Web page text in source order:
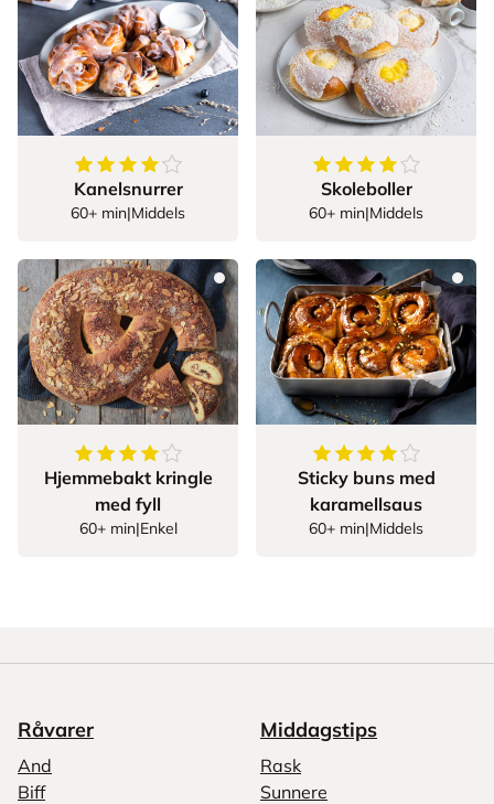
4.183673469387755
stjerner
Kanelsnurrer
60+ min|Middels
4.04av 5stjerner
Skoleboller
60+ min|Middels
4.5av5 stjerner
Hjemmebakt kringle
med fyll
60+ min|Enkel
4.35av 5stjerner
Sticky buns med
karamellsaus
60+ min|Middels
Råvarer
And
Biff
Middagstips
Rask
Sunnere